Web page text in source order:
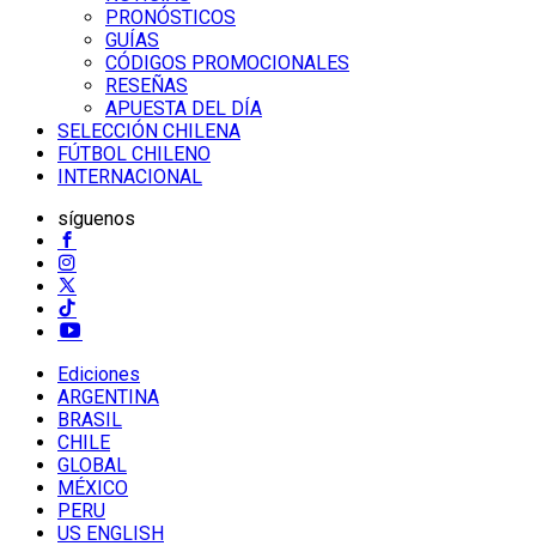
PRONÓSTICOS
GUÍAS
CÓDIGOS PROMOCIONALES
RESEÑAS
APUESTA DEL DÍA
SELECCIÓN CHILENA
FÚTBOL CHILENO
INTERNACIONAL
síguenos
Ediciones
ARGENTINA
BRASIL
CHILE
GLOBAL
MÉXICO
PERU
US ENGLISH